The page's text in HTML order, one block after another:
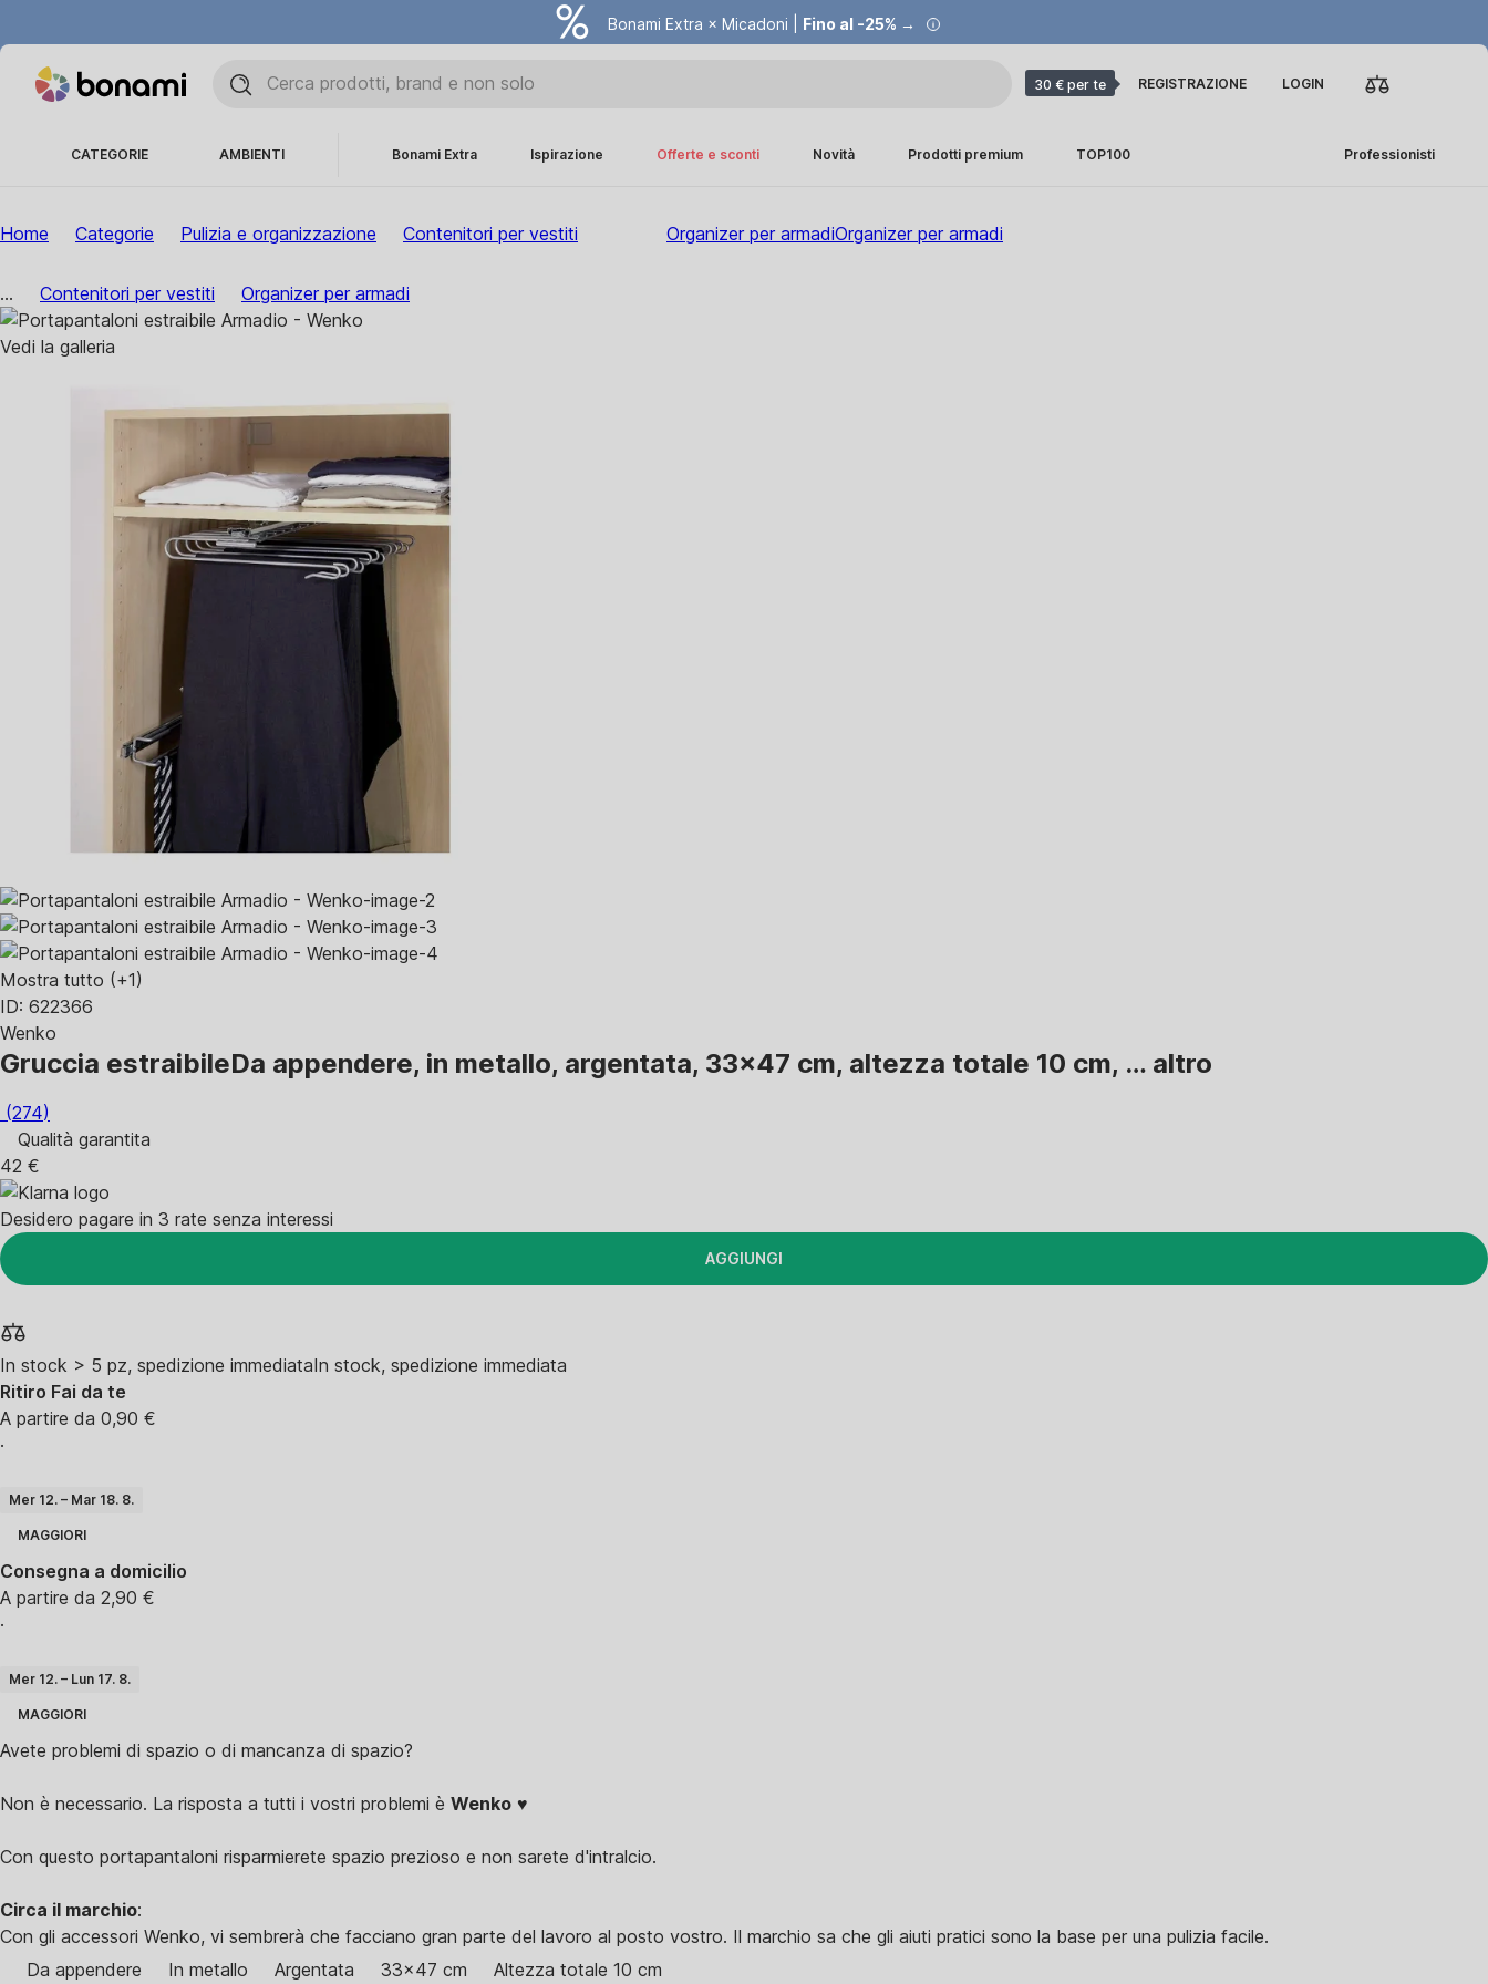
Bonami Extra × Micadoni | Fino al -25% →
30 € per te REGISTRAZIONE LOGIN
CATEGORIE AMBIENTI Bonami Extra Ispirazione Offerte e sconti Novità Prodotti premium TOP100 Professionisti
Home Categorie Pulizia e organizzazione Contenitori per vestiti Organizer per armadiOrganizer per armadi
... Contenitori per vestiti Organizer per armadi
Vedi la galleria
Mostra tutto (+1)
ID: 622366
Wenko
Gruccia estraibileDa appendere, in metallo, argentata, 33x47 cm, altezza totale 10 cm, … altro
(274)
Qualità garantita
42 €
Desidero pagare in 3 rate senza interessi
AGGIUNGI
In stock > 5 pz, spedizione immediataIn stock, spedizione immediata
Ritiro Fai da te
A partire da 0,90 €
·
Mer 12. – Mar 18. 8.
MAGGIORI
Consegna a domicilio
A partire da 2,90 €
·
Mer 12. – Lun 17. 8.
MAGGIORI
Avete problemi di spazio o di mancanza di spazio?
Non è necessario. La risposta a tutti i vostri problemi è Wenko ♥
Con questo portapantaloni risparmierete spazio prezioso e non sarete d'intralcio.
Circa il marchio:
Con gli accessori Wenko, vi sembrerà che facciano gran parte del lavoro al posto vostro. Il marchio sa che gli aiuti pratici sono la base per una pulizia facile.
Da appendere
In metallo Argentata 33x47 cm Altezza totale 10 cm